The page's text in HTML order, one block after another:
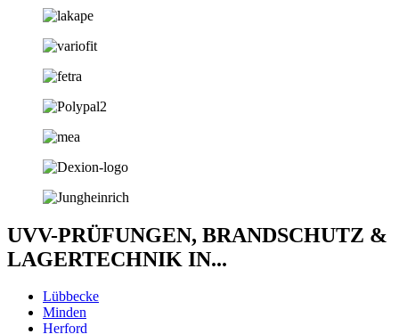
UVV-PRÜFUNGEN, BRANDSCHUTZ &
LAGERTECHNIK IN...
Lübbecke
Minden
Herford